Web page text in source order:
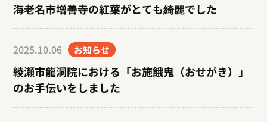
海老名市増善寺の紅葉がとても綺麗でした
2025.10.06 お知らせ
綾瀬市龍洞院における「お施餓鬼（おせがき）」
のお手伝いをしました